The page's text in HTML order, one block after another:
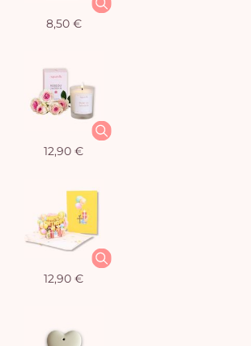
8,50 €
12,90 €
12,90 €